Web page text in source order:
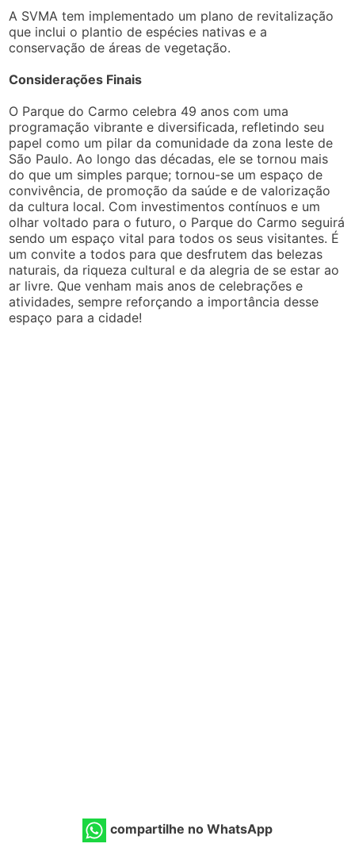
A SVMA tem implementado um plano de revitalização
que inclui o plantio de espécies nativas e a
conservação de áreas de vegetação.
Considerações Finais
O Parque do Carmo celebra 49 anos com uma
programação vibrante e diversificada, refletindo seu
papel como um pilar da comunidade da zona leste de
São Paulo. Ao longo das décadas, ele se tornou mais
do que um simples parque; tornou-se um espaço de
convivência, de promoção da saúde e de valorização
da cultura local. Com investimentos contínuos e um
olhar voltado para o futuro, o Parque do Carmo seguirá
sendo um espaço vital para todos os seus visitantes. É
um convite a todos para que desfrutem das belezas
naturais, da riqueza cultural e da alegria de se estar ao
ar livre. Que venham mais anos de celebrações e
atividades, sempre reforçando a importância desse
espaço para a cidade!
compartilhe no WhatsApp